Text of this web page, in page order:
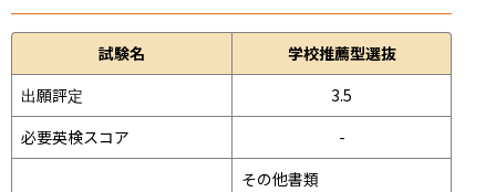
試験名
学校推薦型選抜
出願評定
3.5
必要英検スコア
-
その他書類